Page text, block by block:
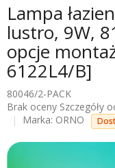
Lampa
lustro, 9W,
opcje
6122L4/B]
80046/2-PACK
Średnia
ocena
wynosi
0.0
Brak oceny Szczegóły
Marka: ORNO